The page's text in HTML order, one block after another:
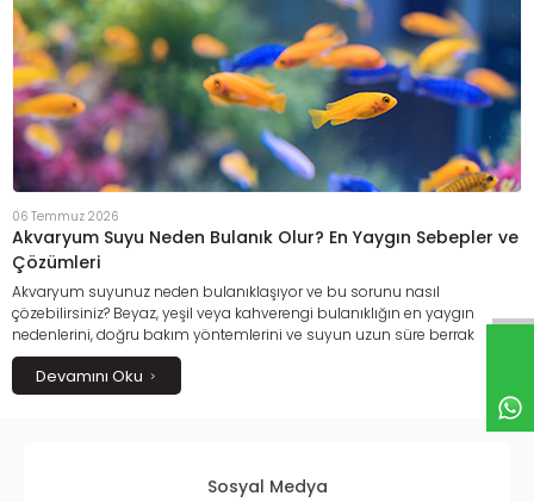
06 Temmuz 2026
Akvaryum Suyu Neden Bulanık Olur? En Yaygın Sebepler ve
Çözümleri
Akvaryum suyunuz neden bulanıklaşıyor ve bu sorunu nasıl
çözebilirsiniz? Beyaz, yeşil veya kahverengi bulanıklığın en yaygın
nedenlerini, doğru bakım yöntemlerini ve suyun uzun süre berrak
kalmasını sağlayacak etkili çözümleri bu kapsamlı rehberde keşfedin.
Akvaryumunuzdaki biyolojik dengeyi koruyarak balıklarınız için daha
sağlıklı ve güvenli bir yaşam alanı oluşturmanın püf noktalarını öğrenin.
Devamını Oku
Sosyal Medya